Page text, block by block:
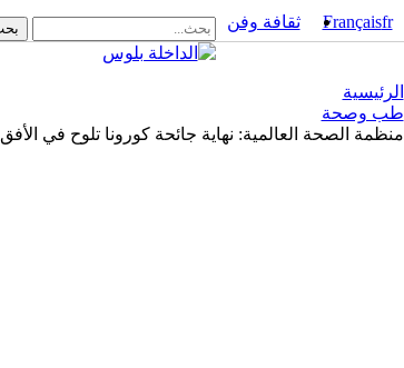
Françaisfr ثقافة وفن
الرئيسية
طب وصحة
منظمة الصحة العالمية: نهاية جائحة كورونا تلوح في الأفق